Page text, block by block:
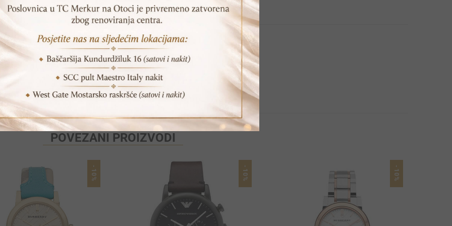
EFR-568D-2AVUEF
Print Pošalji prijatelju
POVEZANI PROIZVODI
-10% -10% -10%